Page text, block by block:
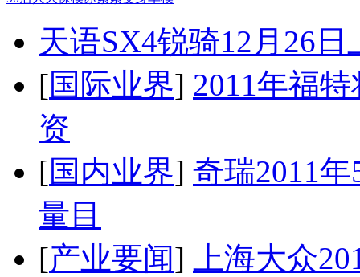
天语SX4锐骑12月26
[国际业界] 2011年福
资
[国内业界] 奇瑞2011
量目
[产业要闻]
上海大众